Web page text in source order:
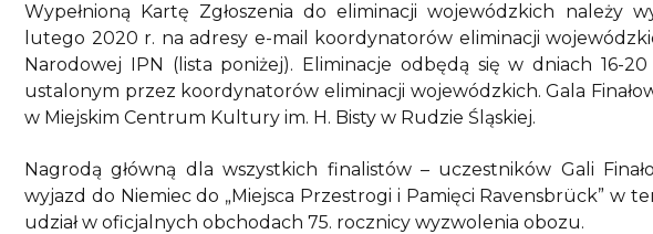
Wypełnioną Kartę Zgłoszenia do eliminacji wojewódzkich należy
lutego 2020 r. na adresy e-mail koordynatorów eliminacji
Narodowej IPN (lista poniżej). Eliminacje odbędą się w dniach 16-
ustalonym przez koordynatorów eliminacji wojewódzkich. Gala
w Miejskim Centrum Kultury im. H. Bisty w Rudzie Śląskiej.
Nagrodą główną dla wszystkich finalistów – uczestników Gali
wyjazd do Niemiec do „Miejsca Przestrogi i Pamięci Ravensbrück” w
udział w oficjalnych obchodach 75. rocznicy wyzwolenia obozu.